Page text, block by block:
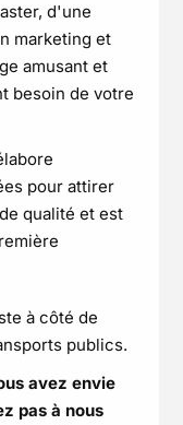
d'une
marketing et
amusant et
besoin de votre
pour attirer
qualité et est
à côté de
publics.
avez envie
pas à nous